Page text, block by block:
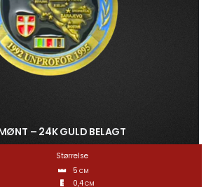
– 24K GULD BELAGT
Størrelse
5 CM
0,4CM